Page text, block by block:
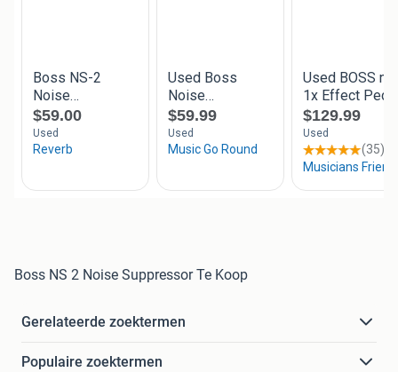
Boss NS 2 Noise Suppressor Te Koop
Gerelateerde zoektermen
Populaire zoektermen